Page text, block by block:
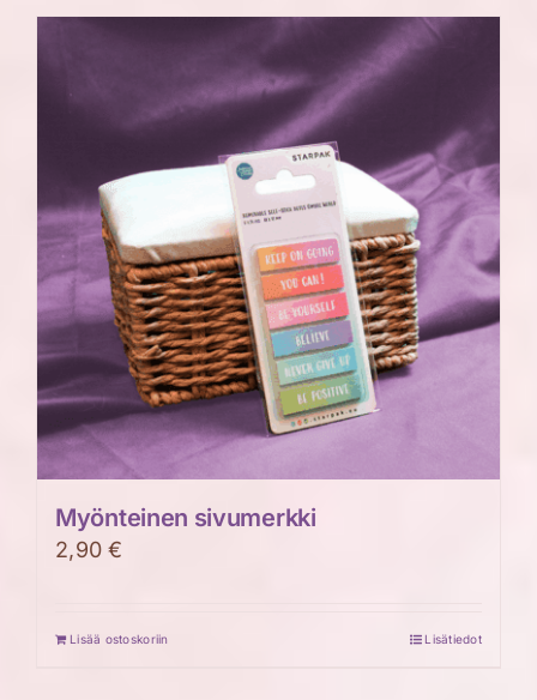
Myönteinen sivumerkki
2,90€
Lisää ostoskoriin Lisätiedot